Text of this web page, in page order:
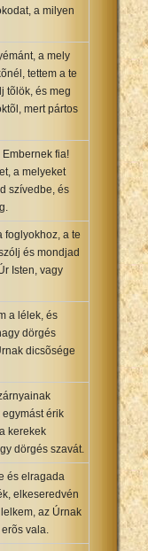
a milyen
a mely
tettem a te
tõlök, és meg
mert pártos
fia!
a melyeket
szívedbe, és
foglyokhoz, a te
és mondjad
Isten, vagy
a lélek, és
dörgés
dicsõsége
érik
kerekek
dörgés szavát.
és elragada
elkeseredvén
az Úrnak
vala.